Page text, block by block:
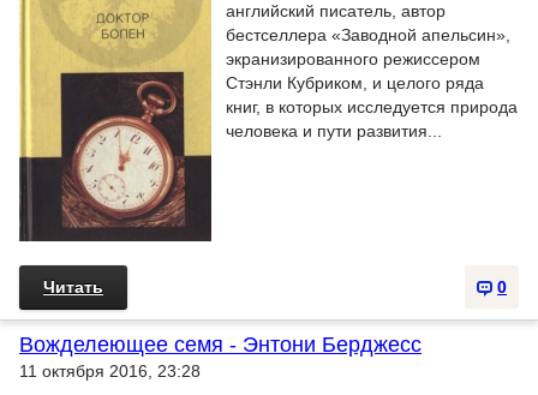
английский писатель, автор
бестселлера «Заводной апельсин»,
экранизированного режиссером
Стэнли Кубриком, и целого ряда
книг, в которых исследуется природа
человека и пути развития...
0
Читать
Вожделеющее семя - Энтони Берджесс
11 октября 2016, 23:28